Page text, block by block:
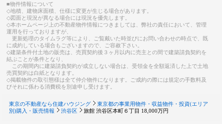
■物件情報について
◇地積、建物床面積、仕様に変更が生じる場合があります。
◇図面と現況が異なる場合には現況を優先します。
◇本ホームページ上の不動産物件情報につきましては、弊社の責任において、管理
運用を行っておりますが、
更新処理のタイムラグ等により、ご覧戴いた時並びにお問い合わせの時点で、既
に成約している場合もございますので、ご容赦下さい。
◇建築条件付土地の販売は、売買契約後３ヶ月以内に売主との間で建築請負契約を
結ぶことが条件となり、
この期間内に建築請負契約が成立しない場合は、受領金を全額返済した上で土地
売買契約は白紙となります。
◇掲載物件の取引態様は全て仲介物件になります。ご成約の際には規定の手数料及
びそれに係わる消費税を別途申し受けます。
東京の不動産なら住建ハウジング
東京都の事業用物件・収益物件・投資(エリア
別)購入・販売情報
渋谷区 旅館 渋谷区本町６丁目 18,000万円